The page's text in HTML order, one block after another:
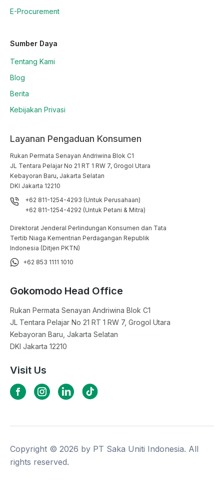
E-Procurement
Sumber Daya
Tentang Kami
Blog
Berita
Kebijakan Privasi
Layanan Pengaduan Konsumen
Rukan Permata Senayan Andriwina Blok C1
JL Tentara Pelajar No 21 RT 1 RW 7, Grogol Utara
Kebayoran Baru, Jakarta Selatan
DKI Jakarta 12210
+62 811-1254-4293 (Untuk Perusahaan)
+62 811-1254-4292 (Untuk Petani & Mitra)
Direktorat Jenderal Perlindungan Konsumen dan Tata
Tertib Niaga Kementrian Perdagangan Republik
Indonesia (Ditjen PKTN)
+62 853 1111 1010
Gokomodo Head Office
Rukan Permata Senayan Andriwina Blok C1
JL Tentara Pelajar No 21 RT 1 RW 7, Grogol Utara
Kebayoran Baru, Jakarta Selatan
DKI Jakarta 12210
Visit Us
Copyright © 2026 by PT Saka Uniti Indonesia. All
rights reserved.